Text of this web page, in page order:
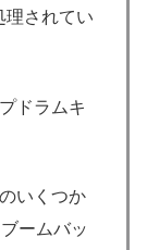
理されてい
ドラムキ
いくつか
ームバッ